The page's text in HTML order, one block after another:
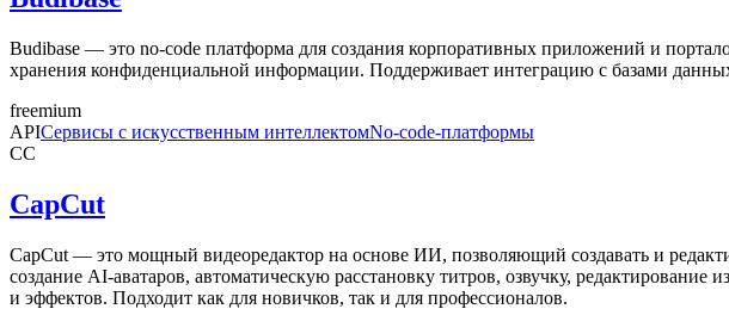
Budibase — это no-code платформа для создания корпоративных приложений и
хранения конфиденциальной информации. Поддерживает интеграцию с базами
freemium
APIСервисы с искусственным интеллектомNo-code-платформы
CC
CapCut
CapCut — это мощный видеоредактор на основе ИИ, позволяющий создавать и
создание AI-аватаров, автоматическую расстановку титров, озвучку,
и эффектов. Подходит как для новичков, так и для профессионалов.